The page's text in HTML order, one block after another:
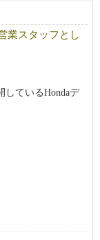
業スタッフとし
ているHondaデ